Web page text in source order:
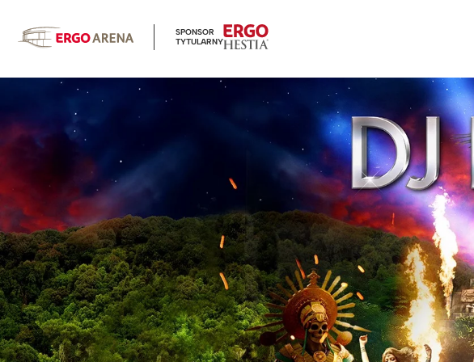
SPONSOR
TYTULARNY